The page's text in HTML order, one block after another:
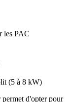
les PAC
(5 à 8 kW)
d'opter pour